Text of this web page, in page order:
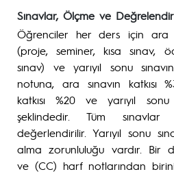
Sınavlar, Ölçme ve
Öğrenciler her ders için ara
(proje, seminer, kısa
sınav) ve yarıyıl sonu
notuna, ara sınavın katkısı
katkısı %20 ve yarıyıl sonu
şeklindedir. Tüm
değerlendirilir. Yarıyıl sonu
alma zorunluluğu vardır. Bir
ve (CC) harf notlarından